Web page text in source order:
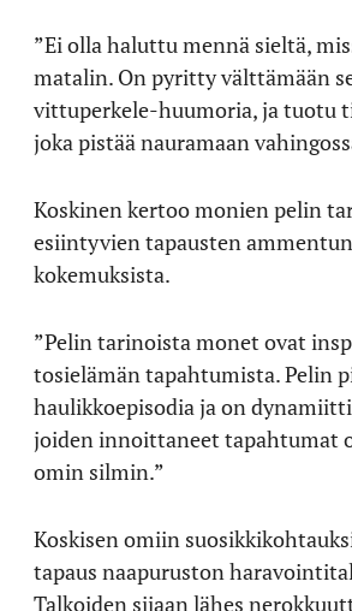
”Ei olla haluttu mennä sieltä,
matalin. On pyritty välttämään
vittuperkele-huumoria, ja tuotu
joka pistää nauramaan
Koskinen kertoo monien pelin
esiintyvien tapausten
kokemuksista.
”Pelin tarinoista monet ovat
tosielämän tapahtumista. Pelin
haulikkoepisodia ja on
joiden innoittaneet tapahtumat
omin silmin.”
Koskisen omiin
tapaus naapuruston
Talkoiden sijaan lähes